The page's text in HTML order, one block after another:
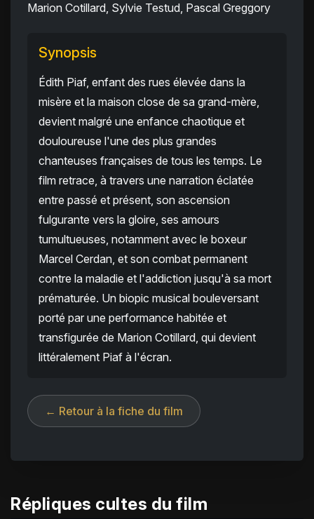
Marion Cotillard, Sylvie Testud, Pascal Greggory
Synopsis
Édith Piaf, enfant des rues élevée dans la
misère et la maison close de sa grand-mère,
devient malgré une enfance chaotique et
douloureuse l'une des plus grandes
chanteuses françaises de tous les temps. Le
film retrace, à travers une narration éclatée
entre passé et présent, son ascension
fulgurante vers la gloire, ses amours
tumultueuses, notamment avec le boxeur
Marcel Cerdan, et son combat permanent
contre la maladie et l'addiction jusqu'à sa mort
prématurée. Un biopic musical bouleversant
porté par une performance habitée et
transfigurée de Marion Cotillard, qui devient
littéralement Piaf à l'écran.
← Retour à la fiche du film
Répliques cultes du film